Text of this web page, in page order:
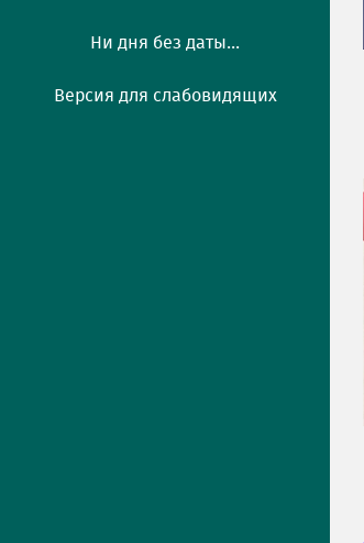
Ни дня без даты...
Версия для слабовидящих